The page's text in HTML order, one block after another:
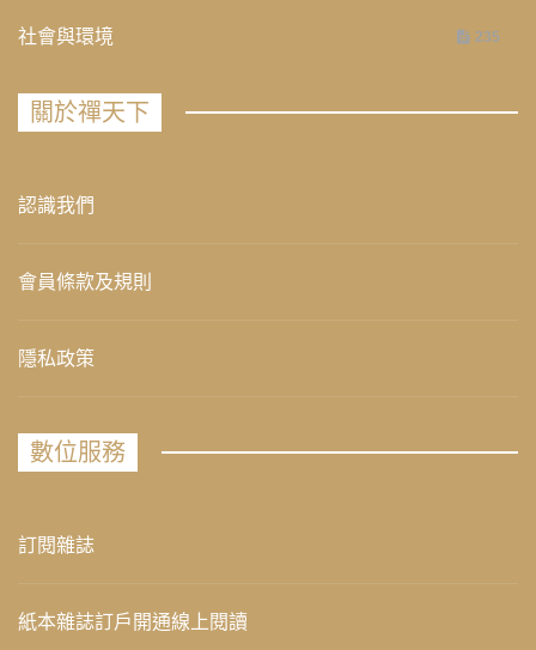
社會與環境 235
關於禪天下
認識我們
會員條款及規則
隱私政策
數位服務
訂閱雜誌
紙本雜誌訂戶開通線上閱讀